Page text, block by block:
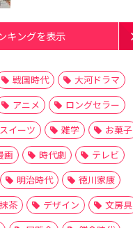
キングを表示
戦国時代
大河ドラマ
アニメ
ロングセラー
スイーツ 雑学
お菓子
画 時代劇
テレビ
明治時代
徳川家康
抹茶 デザイン
文房具